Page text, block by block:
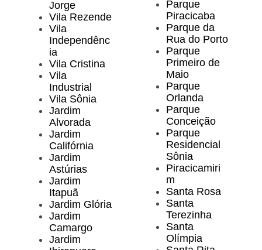
Jorge
Vila Rezende
Vila
Independênc
ia
Vila Cristina
Vila
Industrial
Vila Sônia
Jardim
Alvorada
Jardim
Califórnia
Jardim
Astúrias
Jardim
Itapuã
Jardim Glória
Jardim
Camargo
Jardim
Parque
Piracicaba
Parque da
Rua do Porto
Parque
Primeiro de
Maio
Parque
Orlanda
Parque
Conceição
Parque
Residencial
Sônia
Piracicamiri
m
Santa Rosa
Santa
Terezinha
Santa
Olímpia